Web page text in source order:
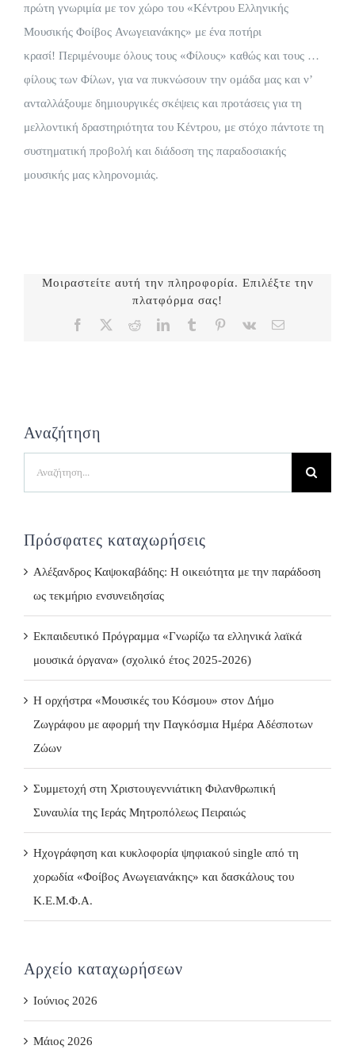
πρώτη γνωριμία με τον χώρο του «Κέντρου Ελληνικής
Μουσικής Φοίβος Ανωγειανάκης» με ένα ποτήρι
κρασί! Περιμένουμε όλους τους «Φίλους» καθώς και τους …
φίλους των Φίλων, για να πυκνώσουν την ομάδα μας και ν’
ανταλλάξουμε δημιουργικές σκέψεις και προτάσεις για τη
μελλοντική δραστηριότητα του Κέντρου, με στόχο πάντοτε τη
συστηματική προβολή και διάδοση της παραδοσιακής
μουσικής μας κληρονομιάς.
Μοιραστείτε αυτή την πληροφορία. Επιλέξτε την
πλατφόρμα σας!
Facebook
RedditLinkedInTumblr Pinterest
Vk Email
Αναζήτηση
Πρόσφατες καταχωρήσεις
Αλέξανδρος Καψοκαβάδης: Η οικειότητα με την παράδοση
ως τεκμήριο ενσυνειδησίας
Εκπαιδευτικό Πρόγραμμα «Γνωρίζω τα ελληνικά λαϊκά
μουσικά όργανα» (σχολικό έτος 2025-2026)
Η ορχήστρα «Μουσικές του Κόσμου» στον Δήμο
Ζωγράφου με αφορμή την Παγκόσμια Ημέρα Αδέσποτων
Ζώων
Συμμετοχή στη Χριστουγεννιάτικη Φιλανθρωπική
Συναυλία της Ιεράς Μητροπόλεως Πειραιώς
Ηχογράφηση και κυκλοφορία ψηφιακού single από τη
χορωδία «Φοίβος Ανωγειανάκης» και δασκάλους του
Κ.Ε.Μ.Φ.Α.
Αρχείο καταχωρήσεων
Ιούνιος 2026
Μάιος 2026